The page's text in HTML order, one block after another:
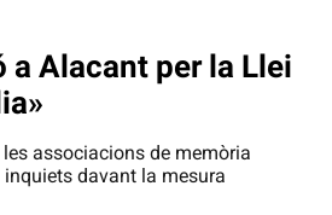
a Alacant per la Llei
associacions de memòria
davant la mesura